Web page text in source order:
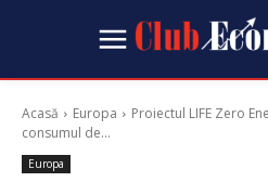
Acasă Europa
Proiectul LIFE Zero
consumul de...
Europa